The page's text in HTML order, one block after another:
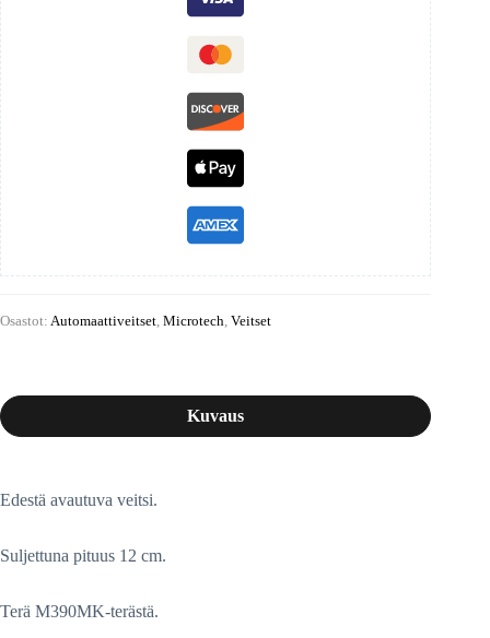
Osastot: Automaattiveitset Microtech Veitset
Kuvaus
Edestä avautuva veitsi.
Suljettuna pituus 12 cm.
Terä M390MK-terästä.